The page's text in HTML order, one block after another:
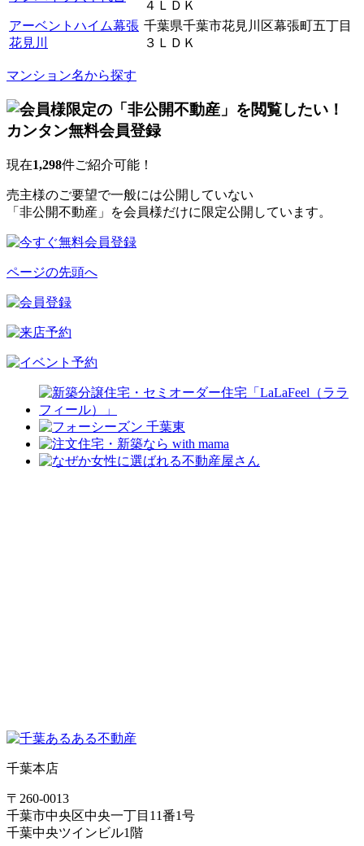
４ＬＤＫ
アーベントハイム幕張
花見川
千葉県千葉市花見川区幕張町五丁目
３ＬＤＫ
マンション名から探す
現在1,298件ご紹介可能！
売主様のご要望で一般には公開していない
「非公開不動産」を会員様だけに限定公開しています。
ページの先頭へ
千葉本店
〒260-0013
千葉市中央区中央一丁目11番1号
千葉中央ツインビル1階